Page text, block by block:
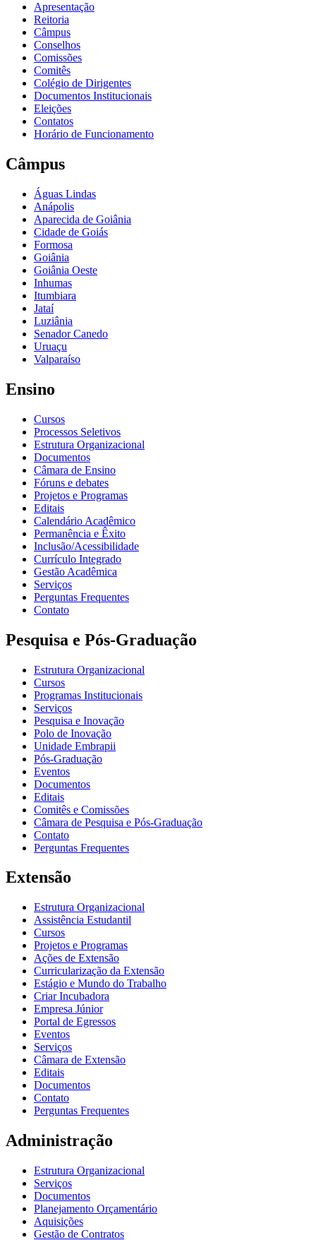
Apresentação
Reitoria
Câmpus
Conselhos
Comissões
Comitês
Colégio de Dirigentes
Documentos Institucionais
Eleições
Contatos
Horário de Funcionamento
Câmpus
Águas Lindas
Anápolis
Aparecida de Goiânia
Cidade de Goiás
Formosa
Goiânia
Goiânia Oeste
Inhumas
Itumbiara
Jataí
Luziânia
Senador Canedo
Uruaçu
Valparaíso
Ensino
Cursos
Processos Seletivos
Estrutura Organizacional
Documentos
Câmara de Ensino
Fóruns e debates
Projetos e Programas
Editais
Calendário Acadêmico
Permanência e Êxito
Inclusão/Acessibilidade
Currículo Integrado
Gestão Acadêmica
Serviços
Perguntas Frequentes
Contato
Pesquisa e Pós-Graduação
Estrutura Organizacional
Cursos
Programas Institucionais
Serviços
Pesquisa e Inovação
Polo de Inovação
Unidade Embrapii
Pós-Graduação
Eventos
Documentos
Editais
Comitês e Comissões
Câmara de Pesquisa e Pós-Graduação
Contato
Perguntas Frequentes
Extensão
Estrutura Organizacional
Assistência Estudantil
Cursos
Projetos e Programas
Ações de Extensão
Curricularização da Extensão
Estágio e Mundo do Trabalho
Criar Incubadora
Empresa Júnior
Portal de Egressos
Eventos
Serviços
Câmara de Extensão
Editais
Documentos
Contato
Perguntas Frequentes
Administração
Estrutura Organizacional
Serviços
Documentos
Planejamento Orçamentário
Aquisições
Gestão de Contratos